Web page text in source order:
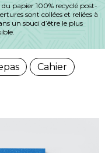
papier 100% recyclé post-
sont collées et reliées à
un souci d’être le plus
Cahier